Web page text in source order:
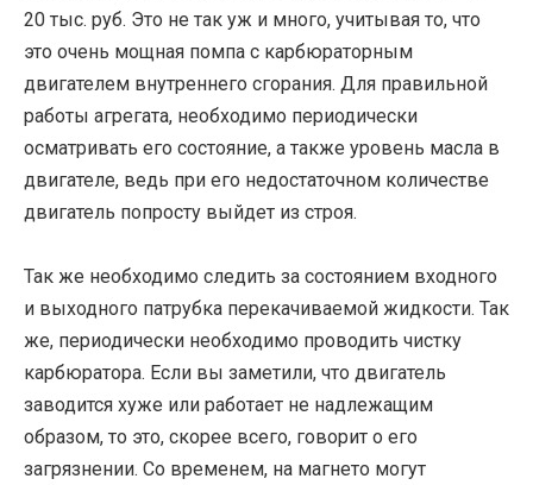
20 тыс. руб. Это не так уж и много, учитывая то, что
это очень мощная помпа с карбюраторным
двигателем внутреннего сгорания. Для правильной
работы агрегата, необходимо периодически
осматривать его состояние, а также уровень масла в
двигателе, ведь при его недостаточном количестве
двигатель попросту выйдет из строя.
Так же необходимо следить за состоянием входного
и выходного патрубка перекачиваемой жидкости. Так
же, периодически необходимо проводить чистку
карбюратора. Если вы заметили, что двигатель
заводится хуже или работает не надлежащим
образом, то это, скорее всего, говорит о его
загрязнении. Со временем, на магнето могут